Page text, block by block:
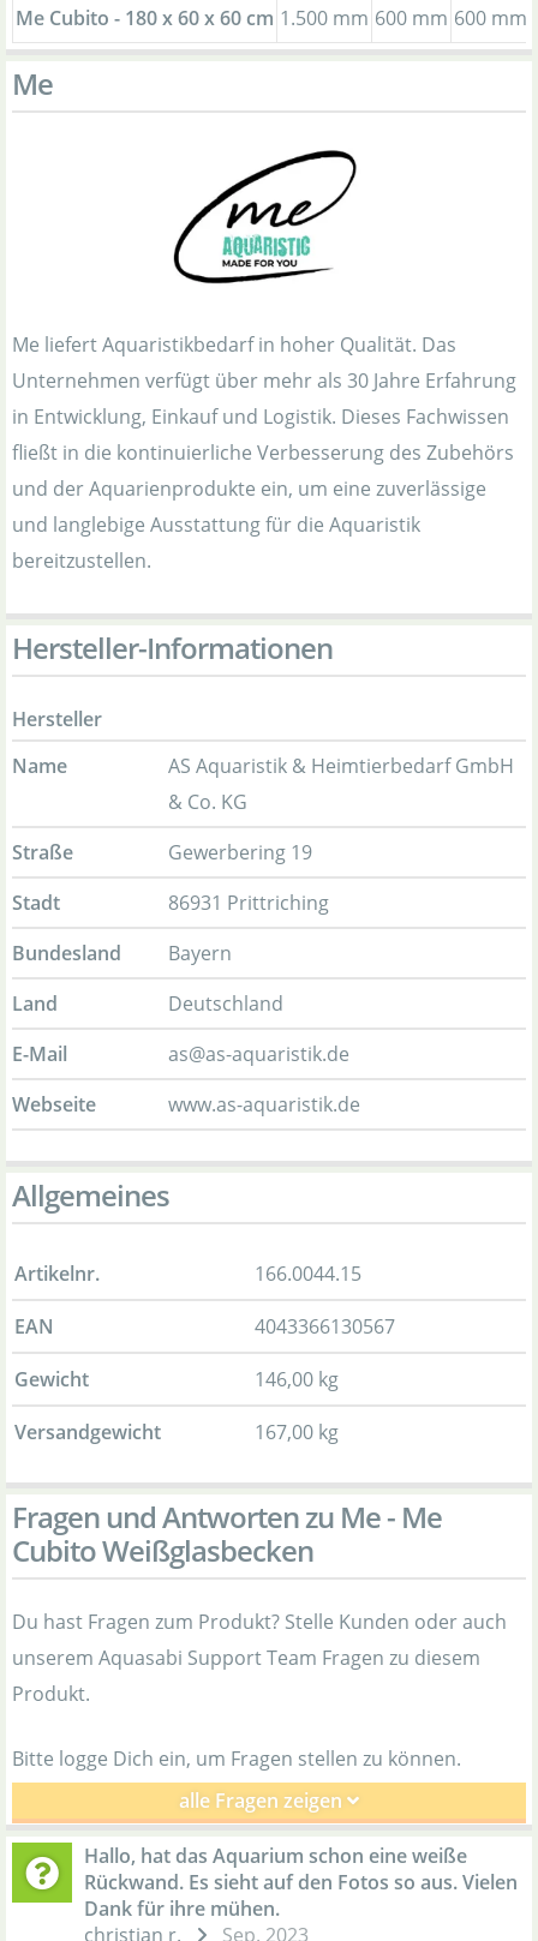
Me Cubito - 180 x 60 x 60 cm 1.500 mm 600 mm 600 mm
Me
Me liefert Aquaristikbedarf in hoher Qualität. Das
Unternehmen verfügt über mehr als 30 Jahre Erfahrung
in Entwicklung, Einkauf und Logistik. Dieses Fachwissen
fließt in die kontinuierliche Verbesserung des Zubehörs
und der Aquarienprodukte ein, um eine zuverlässige
und langlebige Ausstattung für die Aquaristik
bereitzustellen.
Hersteller-Informationen
Hersteller
Name
AS Aquaristik & Heimtierbedarf GmbH
& Co. KG
Straße
Gewerbering 19
Stadt
86931 Prittriching
Bundesland
Bayern
Land
Deutschland
E-Mail
as@as-aquaristik.de
Webseite
www.as-aquaristik.de
Allgemeines
Artikelnr.
166.0044.15
EAN
4043366130567
Gewicht
146,00 kg
Versandgewicht
167,00 kg
Fragen und Antworten zu Me - Me
Cubito Weißglasbecken
Du hast Fragen zum Produkt? Stelle Kunden oder auch
unserem Aquasabi Support Team Fragen zu diesem
Produkt.
Bitte logge Dich ein, um Fragen stellen zu können.
alle Fragen zeigen
Hallo, hat das Aquarium schon eine weiße
Rückwand. Es sieht auf den Fotos so aus. Vielen
Dank für ihre mühen.
christian r.
Sep. 2023